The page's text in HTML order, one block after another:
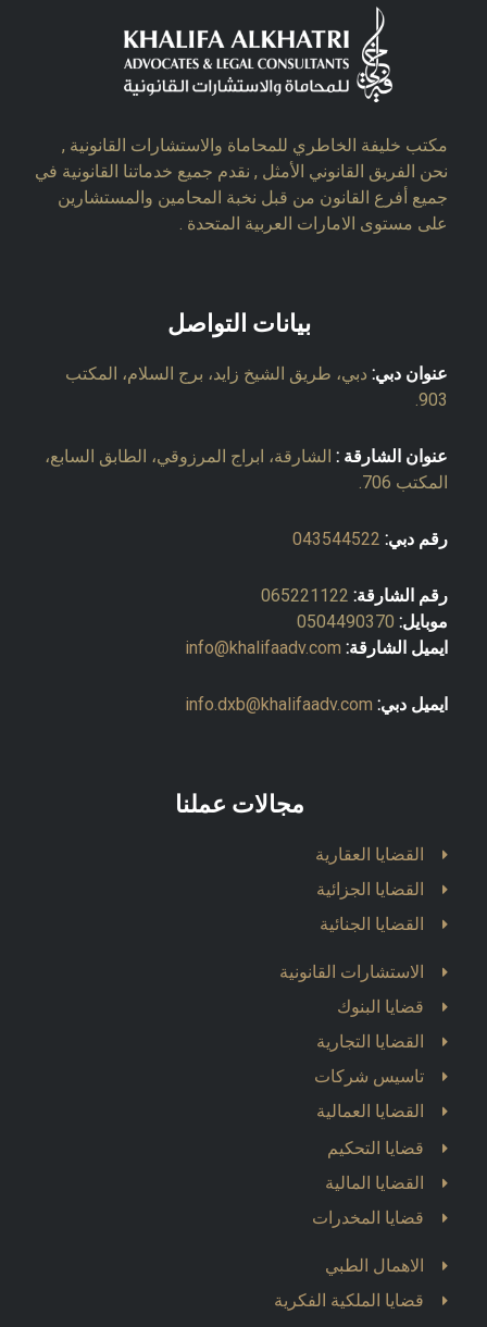
مكتب خليفة الخاطري للمحاماة والاستشارات القانونية ,
نحن الفريق القانوني الأمثل , نقدم جميع خدماتنا القانونية في
جميع أفرع القانون من قبل نخبة المحامين والمستشارين
على مستوى الامارات العربية المتحدة .
بيانات التواصل
عنوان دبي: دبي، طريق الشيخ زايد، برج السلام، المكتب
903.
عنوان الشارقة : الشارقة، ابراج المرزوقي، الطابق السابع،
المكتب 706.
رقم دبي: 043544522
رقم الشارقة: 065221122
موبايل: 0504490370
ايميل الشارقة: info@khalifaadv.com
ايميل دبي: info.dxb@khalifaadv.com
مجالات عملنا
القضايا العقارية
القضايا الجزائية
القضايا الجنائية
الاستشارات القانونية
قضايا البنوك
القضايا التجارية
تاسيس شركات
القضايا العمالية
قضايا التحكيم
القضايا المالية
قضايا المخدرات
الاهمال الطبي
قضايا الملكية الفكرية